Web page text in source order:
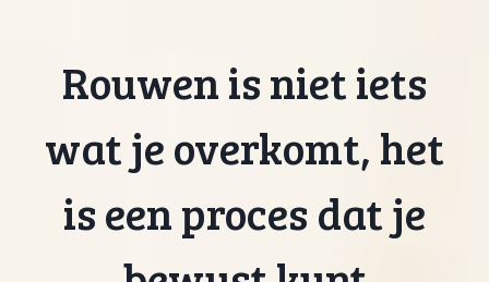
Rouwen is niet iets
wat je overkomt, het
is een proces dat je